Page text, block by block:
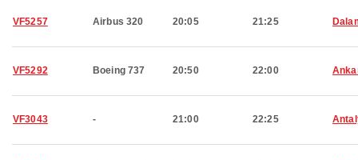
VF5257 Airbus 320 20:05 21:25
VF5292 Boeing 737 20:50 22:00
VF3043 - 21:00 22:25